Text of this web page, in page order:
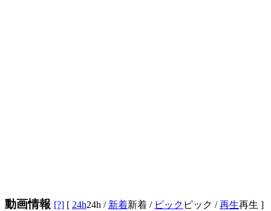
動画情報 [?] [ 24h24h / 新着新着 / ピック ピック /再生再生 ]